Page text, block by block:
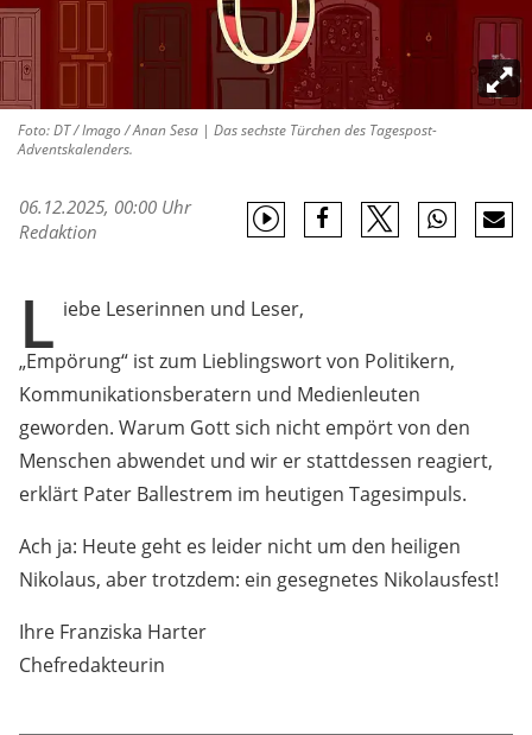
Foto: DT / Imago / Anan Sesa | Das sechste Türchen des Tagespost-
Adventskalenders.
06.12.2025, 00:00 Uhr
Redaktion
L iebe Leserinnen und Leser,
„Empörung“ ist zum Lieblingswort von Politikern,
Kommunikationsberatern und Medienleuten
geworden. Warum Gott sich nicht empört von den
Menschen abwendet und wir er stattdessen reagiert,
erklärt Pater Ballestrem im heutigen Tagesimpuls.
Ach ja: Heute geht es leider nicht um den heiligen
Nikolaus, aber trotzdem: ein gesegnetes Nikolausfest!
Ihre Franziska Harter
Chefredakteurin